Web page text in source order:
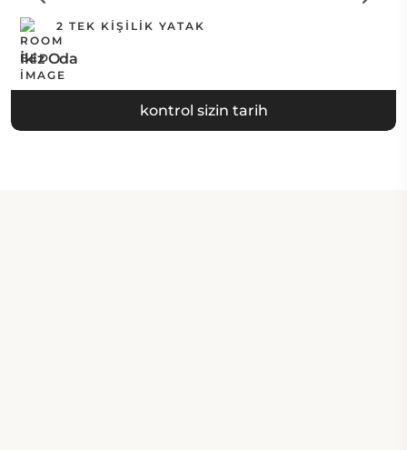
2 TEK KIŞILIK YATAK
İkiz Oda
kontrol sizin tarih